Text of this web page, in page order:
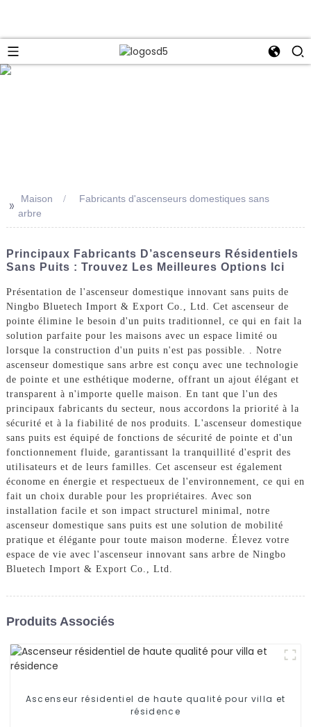
>> Maison
Fabricants d'ascenseurs domestiques sans
arbre
Principaux Fabricants D’ascenseurs Résidentiels
Sans Puits : Trouvez Les Meilleures Options Ici
Présentation de l'ascenseur domestique innovant sans puits de
Ningbo Bluetech Import & Export Co., Ltd. Cet ascenseur de
pointe élimine le besoin d'un puits traditionnel, ce qui en fait la
solution parfaite pour les maisons avec un espace limité ou
lorsque la construction d'un puits n'est pas possible. . Notre
ascenseur domestique sans arbre est conçu avec une technologie
de pointe et une esthétique moderne, offrant un ajout élégant et
transparent à n'importe quelle maison. En tant que l'un des
principaux fabricants du secteur, nous accordons la priorité à la
sécurité et à la fiabilité de nos produits. L'ascenseur domestique
sans puits est équipé de fonctions de sécurité de pointe et d'un
fonctionnement fluide, garantissant la tranquillité d'esprit des
utilisateurs et de leurs familles. Cet ascenseur est également
économe en énergie et respectueux de l'environnement, ce qui en
fait un choix durable pour les propriétaires. Avec son
installation facile et son impact structurel minimal, notre
ascenseur domestique sans puits est une solution de mobilité
pratique et élégante pour toute maison moderne. Élevez votre
espace de vie avec l'ascenseur innovant sans arbre de Ningbo
Bluetech Import & Export Co., Ltd.
Produits Associés
Ascenseur résidentiel de haute qualité pour villa et
résidence